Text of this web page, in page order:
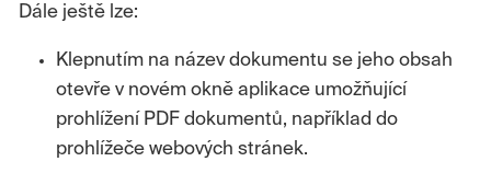
Dále ještě lze:
Klepnutím na název dokumentu se jeho obsah
otevře v novém okně aplikace umožňující
prohlížení PDF dokumentů, například do
prohlížeče webových stránek.